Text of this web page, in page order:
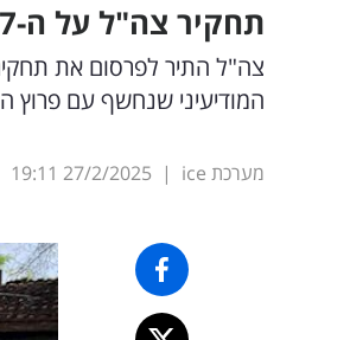
תחקיר צה"ל על ה-7 באוקטובר מגלה: כך קרסה הקונספציה
המודיעיני שנחשף עם פרוץ
מערכת ice |
27/2/2025
19:11